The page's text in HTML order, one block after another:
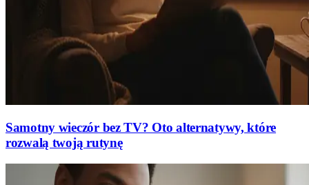
Samotny wieczór bez TV? Oto alternatywy, które
rozwalą twoją rutynę